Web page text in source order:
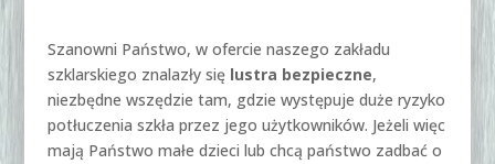
Szanowni Państwo, w ofercie naszego zakładu
szklarskiego znalazły się lustra bezpieczne,
niezbędne wszędzie tam, gdzie występuje duże ryzyko
potłuczenia szkła przez jego użytkowników. Jeżeli więc
mają Państwo małe dzieci lub chcą państwo zadbać o